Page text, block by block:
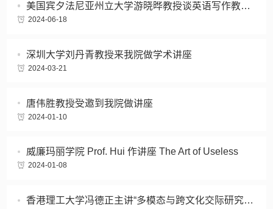
美国宾夕法尼亚州立大学游晓晔教授谈英语写作教学中的时间性
2024-06-18
深圳大学刘丹青教授来我院做学术讲座
2024-03-21
唐伟胜教授受邀到我院做讲座
2024-01-10
威廉玛丽学院 Prof. Hui 作讲座 The Art of Useless
2024-01-08
香港理工大学冯德正主讲“多模态与跨文化交际研究”专题讲座